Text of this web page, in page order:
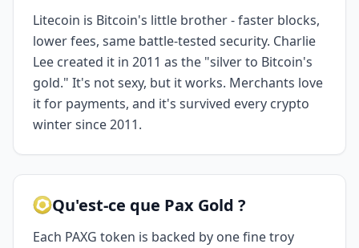
Litecoin is Bitcoin's little brother - faster blocks,
lower fees, same battle-tested security. Charlie
Lee created it in 2011 as the "silver to Bitcoin's
gold." It's not sexy, but it works. Merchants love
it for payments, and it's survived every crypto
winter since 2011.
Qu'est-ce que Pax Gold ?
Each PAXG token is backed by one fine troy